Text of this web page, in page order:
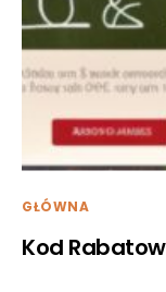
GŁÓWNA
Kod